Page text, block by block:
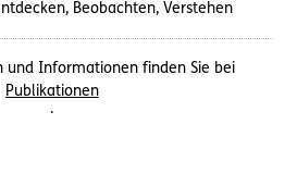
Beobachten, Verstehen
und Informationen finden Sie bei
Publikationen
.